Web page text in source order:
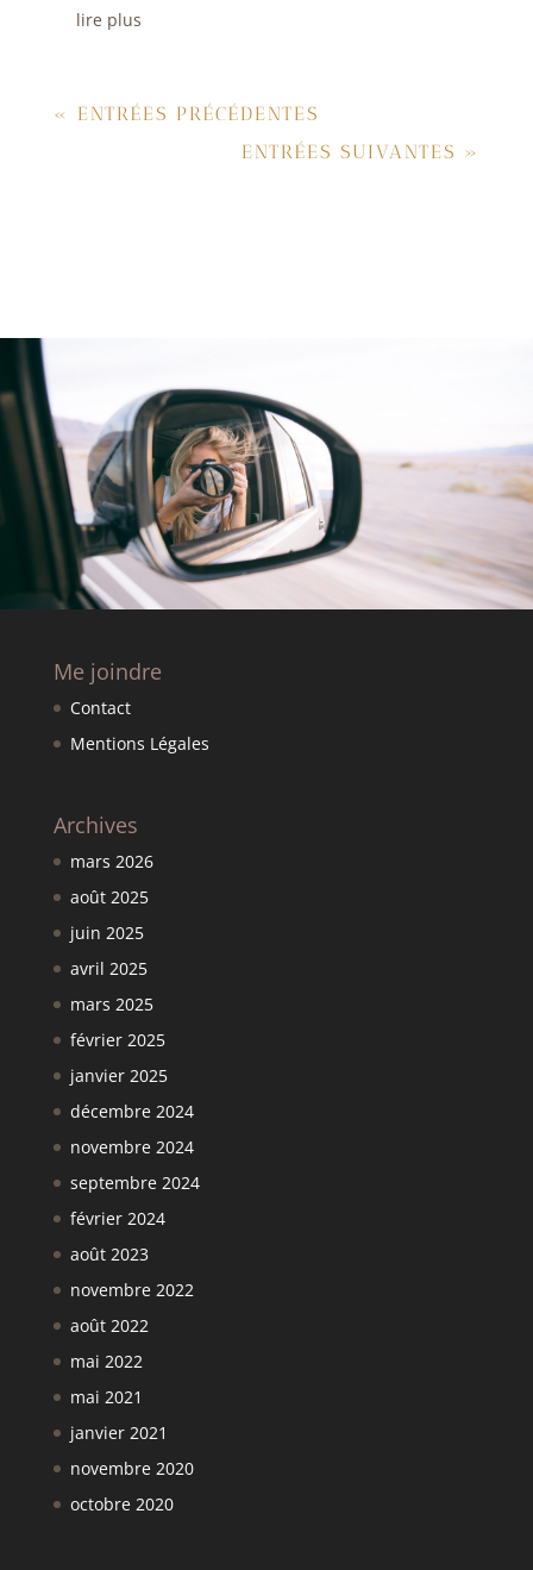
lire plus
« ENTRÉES PRÉCÉDENTES
ENTRÉES SUIVANTES »
Me joindre
Contact
Mentions Légales
Archives
mars 2026
août 2025
juin 2025
avril 2025
mars 2025
février 2025
janvier 2025
décembre 2024
novembre 2024
septembre 2024
février 2024
août 2023
novembre 2022
août 2022
mai 2022
mai 2021
janvier 2021
novembre 2020
octobre 2020